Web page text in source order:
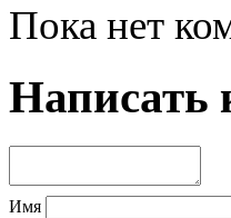
Пока нет
Написать
Имя